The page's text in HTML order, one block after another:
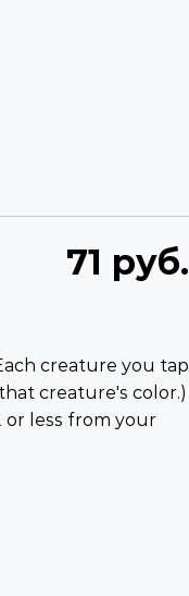
71 руб.
creature you tap
creature's color.)
less from your